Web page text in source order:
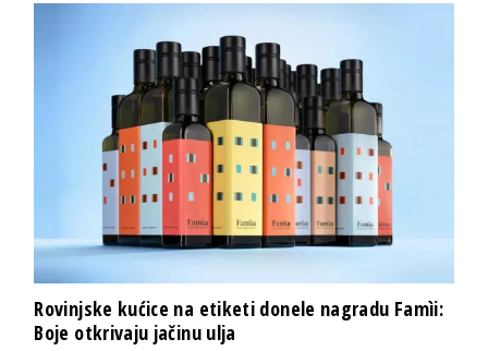
Rovinjske kućice na etiketi donele nagradu Famìi:
Boje otkrivaju jačinu ulja